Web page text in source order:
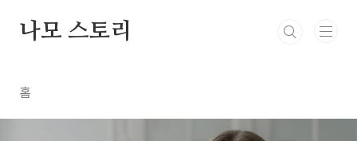
나모 스토리
홈